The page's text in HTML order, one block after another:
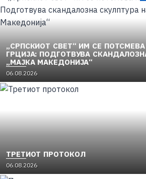
„СРПСКИОТ СВЕТ“ ИМ СЕ
ГРЦИЈА: ПОДГОТВУВА
„МАЈКА МАКЕДОНИЈА“
06.08.2026
ТРЕТИОТ ПРОТОКОЛ
06.08.2026